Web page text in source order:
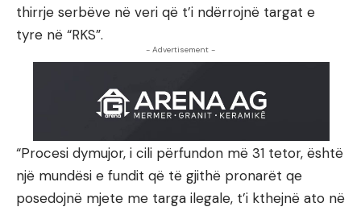
thirrje serbëve në veri që t’i ndërrojnë targat e
tyre në “RKS”.
- Advertisement -
“Procesi dymujor, i cili përfundon më 31 tetor, është
një mundësi e fundit që të gjithë pronarët qe
posedojnë mjete me targa ilegale, t’i kthejnë ato në